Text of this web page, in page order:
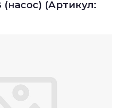
(Артикул: